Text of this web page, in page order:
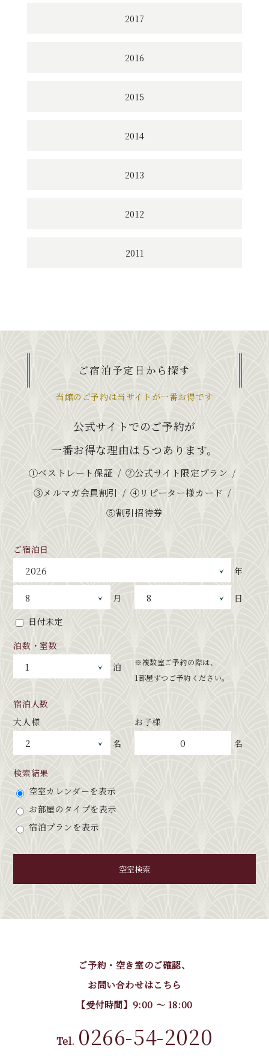
2017
2016
2015
2014
2013
2012
2011
ご宿泊予定日から探す
当館のご予約は当サイトが一番お得です
公式サイトでのご予約が
一番お得な理由は５つあります。
①ベストレート保証
②公式サイト限定プラン
③メルマガ会員割引
④リピーター様カード
⑤割引招待券
ご宿泊日
年
月
日
日付未定
泊数・室数
泊
※複数室ご予約の際は、
1部屋ずつご予約ください。
宿泊人数
大人様
名
お子様
0 名
検索結果
空室カレンダーを表示
お部屋のタイプを表示
宿泊プランを表示
空室検索
ご予約・空き室のご確認、
お問い合わせはこちら
【受付時間】9:00 〜 18:00
Tel. 0266-54-2020